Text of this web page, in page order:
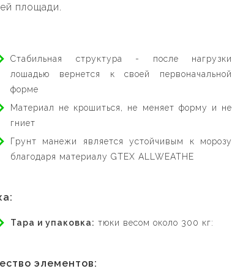
площади.
Стабильная структура - после нагрузки
лошадью вернется к своей первоначальной
форме
Материал не крошиться, не меняет форму и не
гниет
Грунт манежи является устойчивым к морозу
благодаря материалу GTEX ALLWEATHE
Тара и упаковка: тюки весом около 300 кг:
элементов: